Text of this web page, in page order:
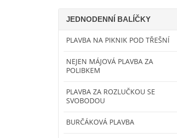
JEDNODENNÍ BALÍČKY
PLAVBA NA PIKNIK POD TŘEŠNÍ
NEJEN MÁJOVÁ PLAVBA ZA
POLIBKEM
PLAVBA ZA ROZLUČKOU SE
SVOBODOU
BURČÁKOVÁ PLAVBA